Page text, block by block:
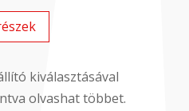
kiválasztásával
olvashat többet.